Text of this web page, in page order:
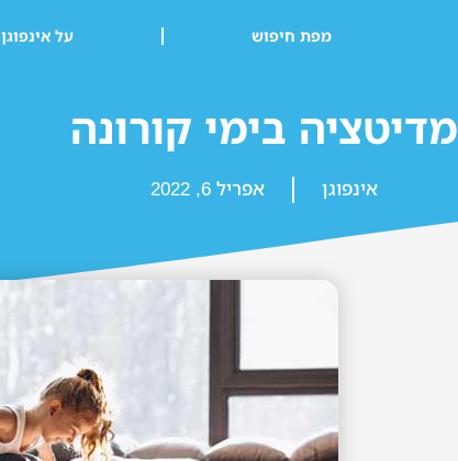
מפת חיפוש על אינפוגן
מדיטציה בימי קורונה
אינפוגן אפריל 6, 2022